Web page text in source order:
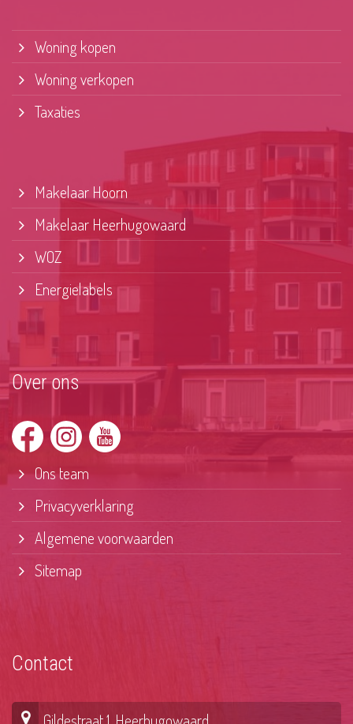
Woning kopen
Woning verkopen
Taxaties
Makelaar Hoorn
Makelaar Heerhugowaard
WOZ
Energielabels
Over ons
Ons team
Privacyverklaring
Algemene voorwaarden
Sitemap
Contact